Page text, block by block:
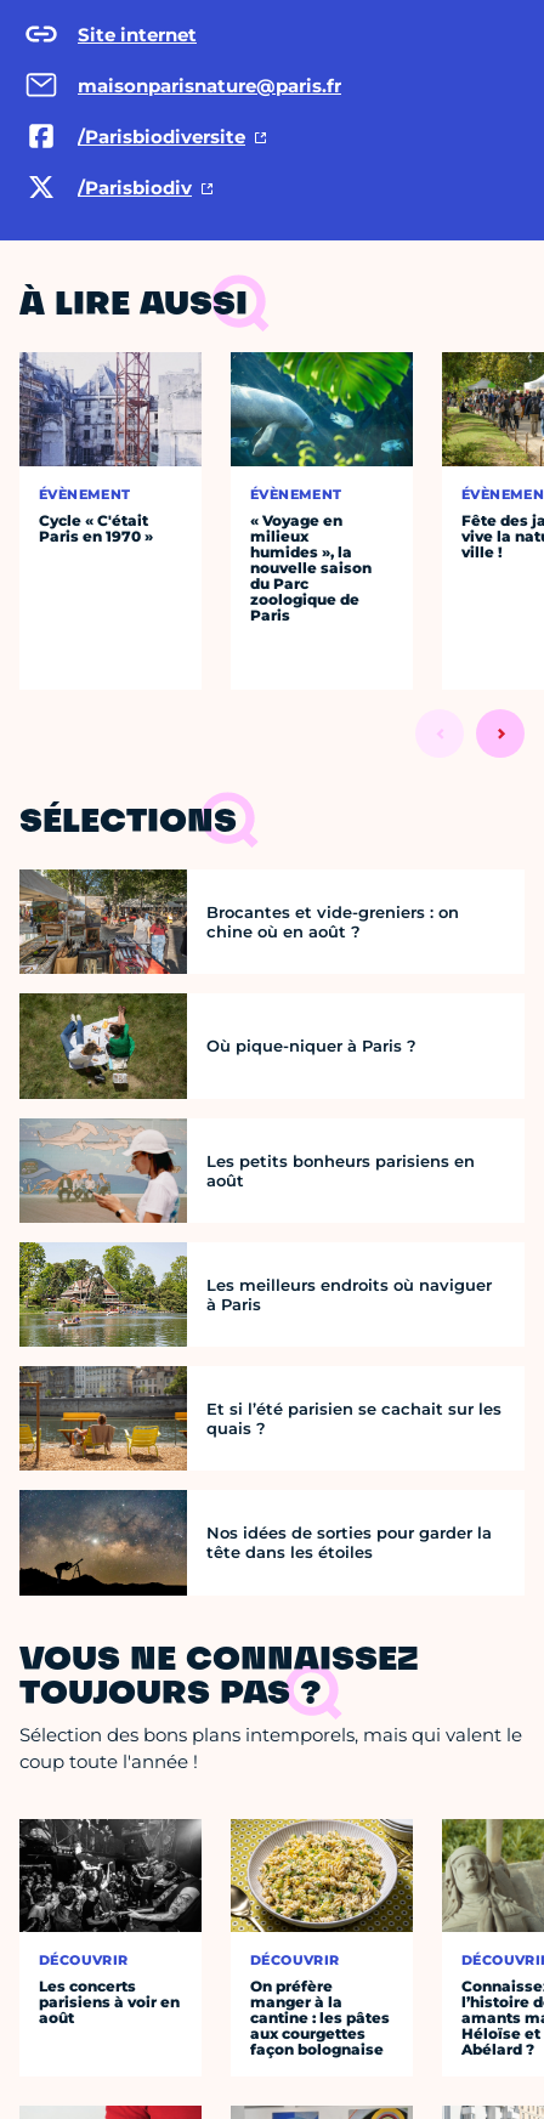
Site internet
maisonparisnature@paris.fr
/Parisbiodiversite
/Parisbiodiv
À LIRE AUSSI
ÉVÈNEMENT
Cycle « C'était
Paris en 1970 »
ÉVÈNEMENT
« Voyage en
milieux
humides », la
nouvelle saison
du Parc
zoologique de
Paris
Fête des
vive la
ville !
SÉLECTIONS
Brocantes et vide-greniers : on
chine où en août ?
Où pique-niquer à Paris ?
Les petits bonheurs parisiens en
août
Les meilleurs endroits où naviguer
à Paris
Et si l’été parisien se cachait sur les
quais ?
Nos idées de sorties pour garder la
tête dans les étoiles
VOUS NE CONNAISSEZ
TOUJOURS PAS ?
Sélection des bons plans intemporels, mais qui valent le
coup toute l'année !
DÉCOUVRIR
Les concerts
parisiens à voir en
août
DÉCOUVRIR
On préfère
manger à la
cantine : les pâtes
aux courgettes
façon bolognaise
l’histoire
amants
Héloïse et
Abélard ?